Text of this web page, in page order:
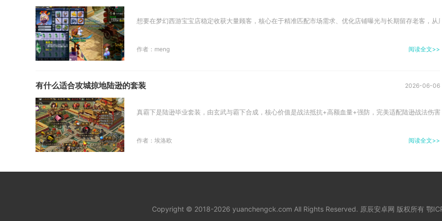
想要在梦幻西游宝宝店稳定收获大量顾客，核心在于精准匹配市场需求、优化店铺曝光与长期留存老客，
作者：meng 阅读全文>>
有什么适合攻城掠地陆逊的套装 2026-06-06
真霸下是陆逊毕业套装，由玄武与霸下合成，核心价值是战法抵抗+高额血量+强防，完美适配陆逊战法伤
作者：埃洛欧 阅读全文>>
Copyright © 2018-2026 yuanchengck.com All Rights Reserved. 原辰安卓网 版权所有 鄂